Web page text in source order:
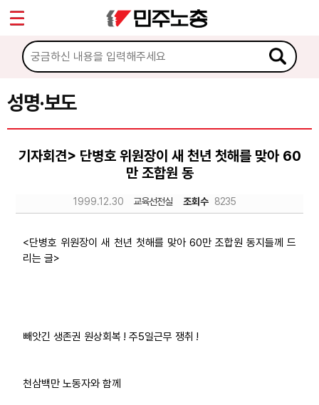
성명·보도
기자회견> 단병호 위원장이 새 천년 첫해를 맞아 60
만 조합원 동
1999.12.30 교육선전실 조회수 8235
<단병호 위원장이 새 천년 첫해를 맞아 60만 조합원 동지들께 드
리는 글>
빼앗긴 생존권 원상회복 ! 주5일근무 쟁취 !
천삼백만 노동자와 함께
마이페이지
소개
소식
공지사항
성명·보도
자료
Sketchbook5, 스케치북5
Sketchbook5, 스케치북5